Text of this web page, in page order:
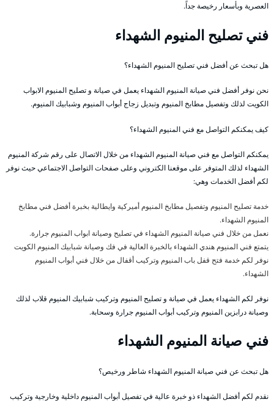
العصرية وبأسعار رخيصة جداً.
فني تصليح المنيوم الشهداء
هل تبحث عن أفضل فني تصليح المنيوم الشهداء؟
نحن نوفر أفضل فني صيانة المنيوم الشهداء يعمل في صيانة و تصليح المنيوم الابواب
الكويت لذلك وتفصيل مطابخ المنيوم وتبديل زجاج أبواب المنيوم وشبابيك المنيوم.
كيف يمكنكم التواصل مع فني المنيوم الشهداء؟
يمكنكم التواصل مع فني صيانة المنيوم الشهداء من خلال الاتصال على رقم شركة المنيوم
الشهداء لذلك المتوفر على موقعنا الكتروني وعلى صفحات التواصل الاجتماعي حيث نوفر
لكم أفضل الخدمات وهي:
خدمة تصليح المنيوم وتفصيل مطابخ المنيوم أميركية وايطالية بخبرة أفضل فني مطابخ
المنيوم الشهداء.
نعمل من خلال فني صيانة المنيوم الشهداء في تصليح وصيانة ابواب المنيوم جرارة.
يتمتع فني المنيوم هندي الشهداء بالخبرة العالية في فك وصيانة شبابيك المنيوم الكويت
نوفر لكم خدمة فتح قفل باب المنيوم وتركيب أقفال من خلال فني أبواب المنيوم
الشهداء.
نوفر لكم الشهداء يعمل في صيانة و تصليح المنيوم وتركيب شبابيك المنيوم قلاب لذلك
وصيانة درابزين المنيوم وتركيب أبواب المنيوم جرارة وسحابة.
فني صيانة المنيوم الشهداء
هل تبحث عن فني صيانة المنيوم الشهداء شاطر ورخيص؟
نقدم لكم أفضل الشهداء ذو خبرة عالية في تفصيل أبواب المنيوم داخلية وخارجية وتركيب